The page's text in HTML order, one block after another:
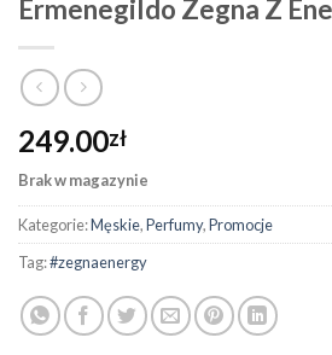
Ermenegildo Zegna Z
249.00zł
Brak w magazynie
Kategorie:Męskie,Perfumy,Promocje
Tag:#zegnaenergy